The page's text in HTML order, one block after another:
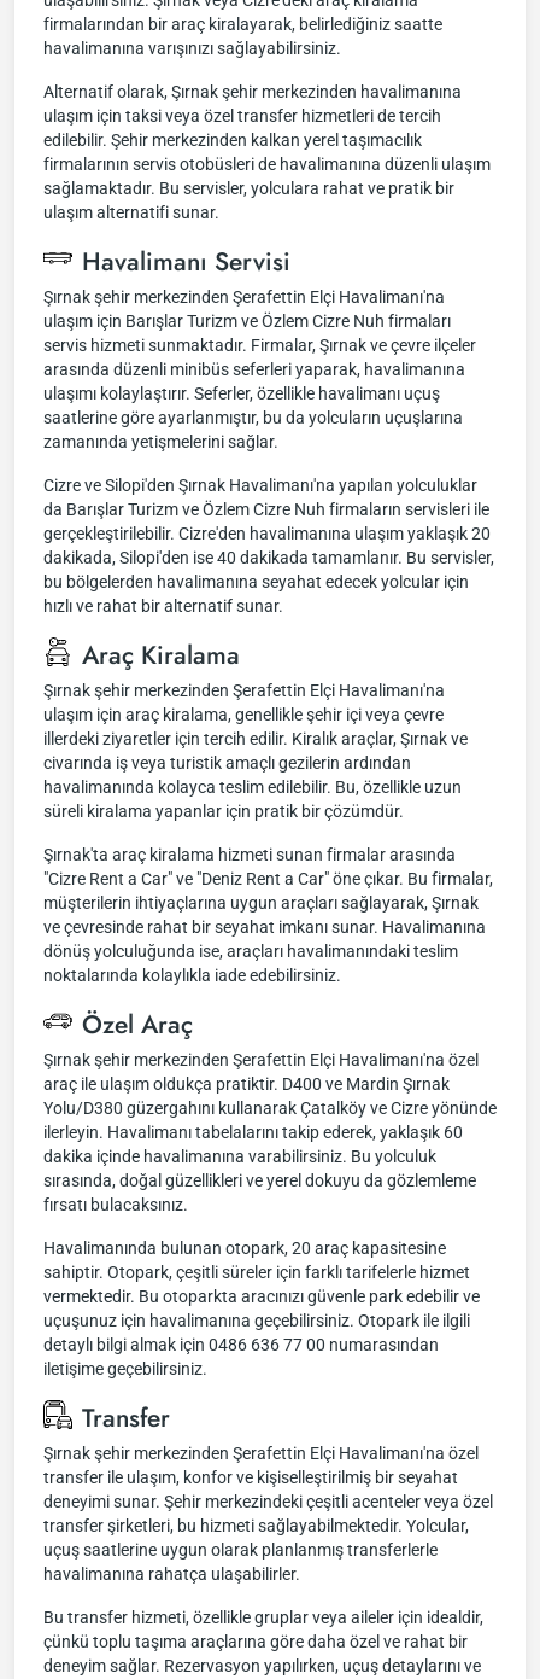
firmalarından bir araç kiralayarak, belirlediğiniz saatte
havalimanına varışınızı sağlayabilirsiniz.
Alternatif olarak, Şırnak şehir merkezinden havalimanına
ulaşım için taksi veya özel transfer hizmetleri de tercih
edilebilir. Şehir merkezinden kalkan yerel taşımacılık
firmalarının servis otobüsleri de havalimanına düzenli ulaşım
sağlamaktadır. Bu servisler, yolculara rahat ve pratik bir
ulaşım alternatifi sunar.
Havalimanı Servisi
Şırnak şehir merkezinden Şerafettin Elçi Havalimanı'na
ulaşım için Barışlar Turizm ve Özlem Cizre Nuh firmaları
servis hizmeti sunmaktadır. Firmalar, Şırnak ve çevre ilçeler
arasında düzenli minibüs seferleri yaparak, havalimanına
ulaşımı kolaylaştırır. Seferler, özellikle havalimanı uçuş
saatlerine göre ayarlanmıştır, bu da yolcuların uçuşlarına
zamanında yetişmelerini sağlar.
Cizre ve Silopi'den Şırnak Havalimanı'na yapılan yolculuklar
da Barışlar Turizm ve Özlem Cizre Nuh firmaların servisleri ile
gerçekleştirilebilir. Cizre'den havalimanına ulaşım yaklaşık 20
dakikada, Silopi'den ise 40 dakikada tamamlanır. Bu servisler,
bu bölgelerden havalimanına seyahat edecek yolcular için
hızlı ve rahat bir alternatif sunar.
Araç Kiralama
Şırnak şehir merkezinden Şerafettin Elçi Havalimanı'na
ulaşım için araç kiralama, genellikle şehir içi veya çevre
illerdeki ziyaretler için tercih edilir. Kiralık araçlar, Şırnak ve
civarında iş veya turistik amaçlı gezilerin ardından
havalimanında kolayca teslim edilebilir. Bu, özellikle uzun
süreli kiralama yapanlar için pratik bir çözümdür.
Şırnak'ta araç kiralama hizmeti sunan firmalar arasında
"Cizre Rent a Car" ve "Deniz Rent a Car" öne çıkar. Bu firmalar,
müşterilerin ihtiyaçlarına uygun araçları sağlayarak, Şırnak
ve çevresinde rahat bir seyahat imkanı sunar. Havalimanına
dönüş yolculuğunda ise, araçları havalimanındaki teslim
noktalarında kolaylıkla iade edebilirsiniz.
Özel Araç
Şırnak şehir merkezinden Şerafettin Elçi Havalimanı'na özel
araç ile ulaşım oldukça pratiktir. D400 ve Mardin Şırnak
Yolu/D380 güzergahını kullanarak Çatalköy ve Cizre yönünde
ilerleyin. Havalimanı tabelalarını takip ederek, yaklaşık 60
dakika içinde havalimanına varabilirsiniz. Bu yolculuk
sırasında, doğal güzellikleri ve yerel dokuyu da gözlemleme
fırsatı bulacaksınız.
Havalimanında bulunan otopark, 20 araç kapasitesine
sahiptir. Otopark, çeşitli süreler için farklı tarifelerle hizmet
vermektedir. Bu otoparkta aracınızı güvenle park edebilir ve
uçuşunuz için havalimanına geçebilirsiniz. Otopark ile ilgili
detaylı bilgi almak için 0486 636 77 00 numarasından
iletişime geçebilirsiniz.
Transfer
Şırnak şehir merkezinden Şerafettin Elçi Havalimanı'na özel
transfer ile ulaşım, konfor ve kişiselleştirilmiş bir seyahat
deneyimi sunar. Şehir merkezindeki çeşitli acenteler veya özel
transfer şirketleri, bu hizmeti sağlayabilmektedir. Yolcular,
uçuş saatlerine uygun olarak planlanmış transferlerle
havalimanına rahatça ulaşabilirler.
Bu transfer hizmeti, özellikle gruplar veya aileler için idealdir,
çünkü toplu taşıma araçlarına göre daha özel ve rahat bir
deneyim sağlar. Rezervasyon yapılırken, uçuş detaylarını ve